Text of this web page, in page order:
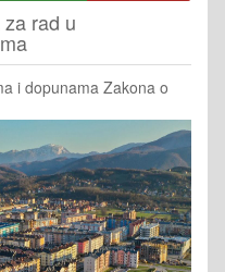
rad u
i dopunama Zakona o